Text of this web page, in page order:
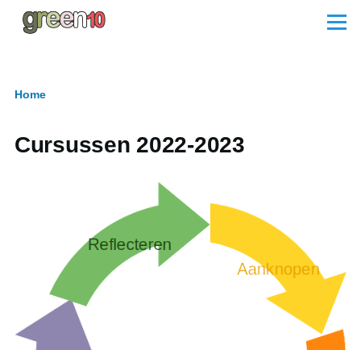
Skip to main content
Menu
Home
Cursussen 2022-2023